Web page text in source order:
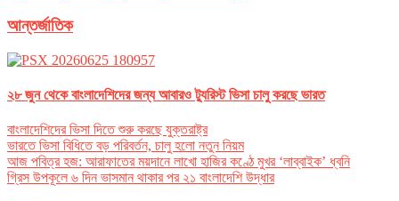
আন্তর্জাতিক
২৮ জুন থেকে বাংলাদেশিদের জন্য আবারও ট্যুরিস্ট ভিসা চালু করছে ভারত
বাংলাদেশিদের ভিসা দিতে শুরু করছে যুক্তরাষ্ট্র
ভারতে ভিসা বিধিতে বড় পরিবর্তন, চালু হলো নতুন নিয়ম
আজ পবিত্র হজ: আরাফাতের ময়দানে লাখো হাজির কণ্ঠে মুখর ‘লাব্বাইক’ ধ্বনি
গ্রিস উপকূলে ৬ দিন ভাসমান থাকার পর ২১ বাংলাদেশি উদ্ধার